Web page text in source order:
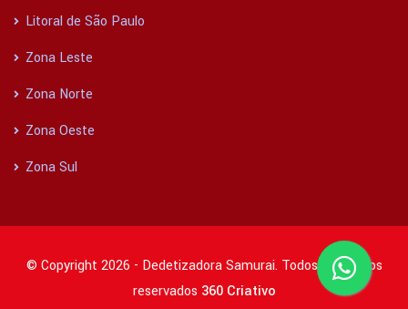
Litoral de São Paulo
Zona Leste
Zona Norte
Zona Oeste
Zona Sul
© Copyright 2026 - Dedetizadora Samurai. Todos os direitos
reservados 360 Criativo